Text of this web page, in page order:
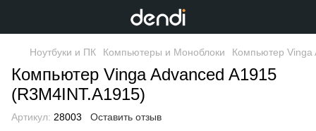
Ноутбуки и ПК Компьютеры и Моноблоки Компьютер Vinga
Компьютер Vinga Advanced A1915
(R3M4INT.A1915)
Артикул: 28003 Оставить отзыв